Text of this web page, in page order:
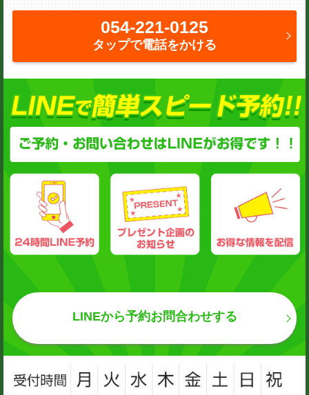
054-221-0125
タップで電話をかける
LINEから予約お問合わせする